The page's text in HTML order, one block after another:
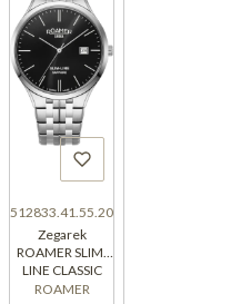
512833.41.55.20
Zegarek
ROAMER SLIM-
LINE CLASSIC
512833.41.55.20
ROAMER